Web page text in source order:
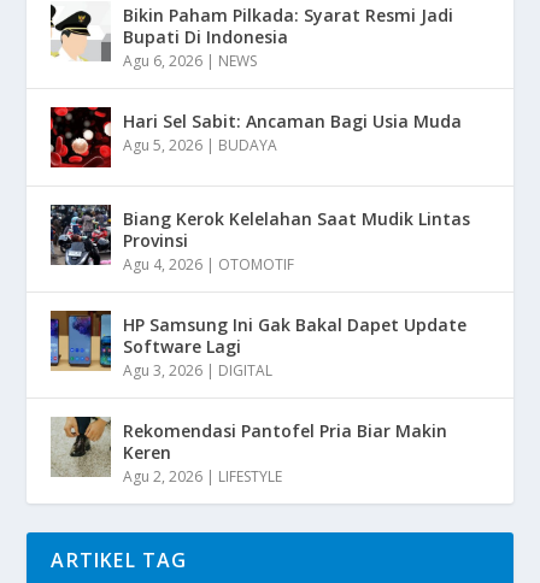
Bikin Paham Pilkada: Syarat Resmi Jadi
Bupati Di Indonesia
Agu 6, 2026 | NEWS
Hari Sel Sabit: Ancaman Bagi Usia Muda
Agu 5, 2026 | BUDAYA
Biang Kerok Kelelahan Saat Mudik Lintas
Provinsi
Agu 4, 2026 | OTOMOTIF
HP Samsung Ini Gak Bakal Dapet Update
Software Lagi
Agu 3, 2026 | DIGITAL
Rekomendasi Pantofel Pria Biar Makin
Keren
Agu 2, 2026 | LIFESTYLE
ARTIKEL TAG